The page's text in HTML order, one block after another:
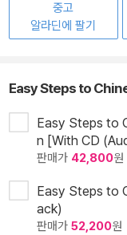
중고
알라딘에 팔기
Easy Steps to
Easy Steps to
n [With CD
판매가 42,800원
Easy Steps to
ack)
판매가 52,200원